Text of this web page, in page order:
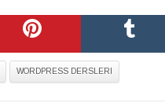
WORDPRESS DERSLERI